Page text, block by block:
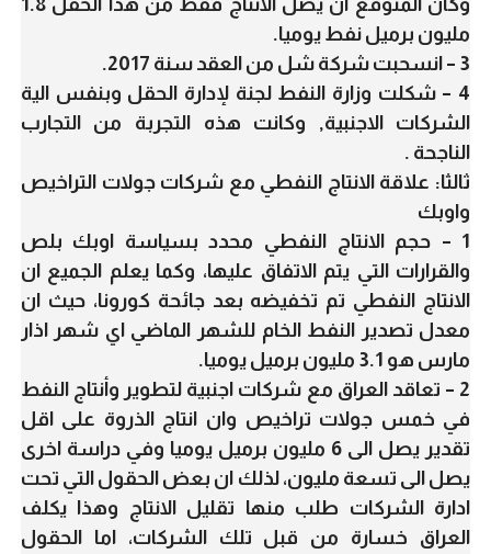
مليون برميل نفط يوميا.
3 – انسحبت شركة شل من العقد سنة 2017.
4 – شكلت وزارة النفط لجنة لإدارة الحقل وبنفس الية
الشركات الاجنبية, وكانت هذه التجربة من التجارب
الناجحة .
ثالثا: علاقة الانتاج النفطي مع شركات جولات التراخيص
واوبك
1 – حجم الانتاج النفطي محدد بسياسة اوبك بلص
والقرارات التي يتم الاتفاق عليها، وكما يعلم الجميع ان
الانتاج النفطي تم تخفيضه بعد جائحة كورونا، حيث ان
معدل تصدير النفط الخام للشهر الماضي اي شهر اذار
مارس هو 3.1 مليون برميل يوميا.
2 – تعاقد العراق مع شركات اجنبية لتطوير وأنتاج النفط
في خمس جولات تراخيص وان انتاج الذروة على اقل
تقدير يصل الى 6 مليون برميل يوميا وفي دراسة اخرى
يصل الى تسعة مليون، لذلك ان بعض الحقول التي تحت
ادارة الشركات طلب منها تقليل الانتاج وهذا يكلف
العراق خسارة من قبل تلك الشركات، اما الحقول